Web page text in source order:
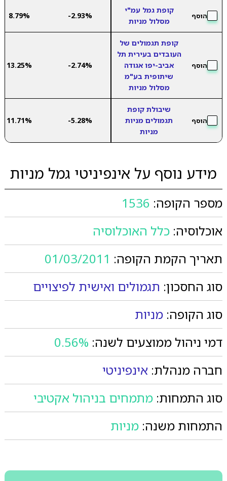
הוסף
קופת גמל עמ"י
מסלול מניות
-2.93%
8.79%
הוסף
קופת תגמולים של
העובדים בעירית תל
אביב-יפו אגודה
שיתופית בע"מ
מסלול מניות
-2.74%
13.25%
הוסף
שיבולת קופת
תגמולים מניות
מניות
-5.28%
11.71%
מידע נוסף על אינפיניטי גמל מניות
מספר הקופה: 1536
אוכלוסיה: כלל האוכלוסיה
תאריך הקמת הקופה: 01/03/2011
סוג החסכון: תגמולים ואישית לפיצויים
סוג הקופה: מניות
דמי ניהול ממוצעים לשנה: 0.56%
חברה מנהלת: אינפיניטי
סוג התמחות: מתמחים בניהול אקטיבי
התמחות משנה: מניות